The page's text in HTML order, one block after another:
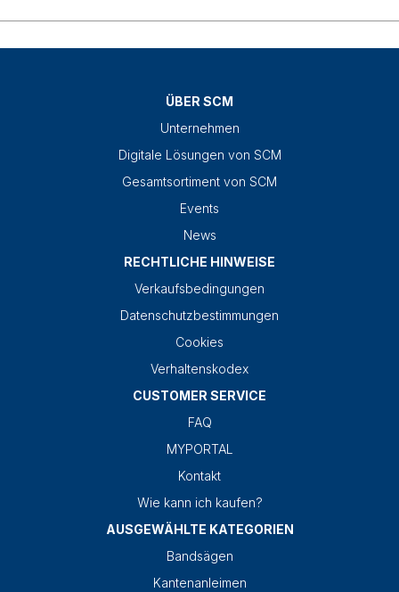
ÜBER SCM
Unternehmen
Digitale Lösungen von SCM
Gesamtsortiment von SCM
Events
News
RECHTLICHE HINWEISE
Verkaufsbedingungen
Datenschutzbestimmungen
Cookies
Verhaltenskodex
CUSTOMER SERVICE
FAQ
MYPORTAL
Kontakt
Wie kann ich kaufen?
AUSGEWÄHLTE KATEGORIEN
Bandsägen
Kantenanleimen